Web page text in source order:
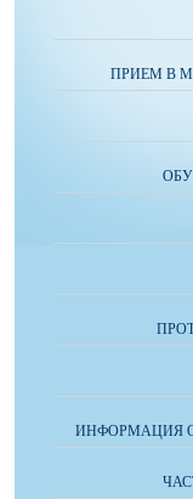
ПРИЕМ В
ИНФОРМАЦИЯ